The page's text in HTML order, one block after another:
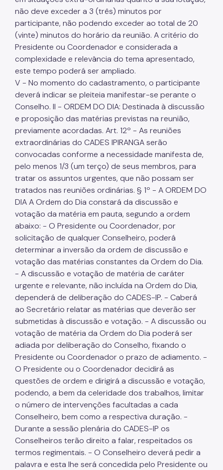
não deve exceder a 3 (três) minutos por
participante, não podendo exceder ao total de 20
(vinte) minutos do horário da reunião. A critério do
Presidente ou Coordenador e considerada a
complexidade e relevância do tema apresentado,
este tempo poderá ser ampliado.
V - No momento do cadastramento, o participante
deverá indicar se pleiteia manifestar-se perante o
Conselho. II - ORDEM DO DIA: Destinada à discussão
e proposição das matérias previstas na reunião,
previamente acordadas. Art. 12º - As reuniões
extraordinárias do CADES IPIRANGA serão
convocadas conforme a necessidade manifesta de,
pelo menos 1/3 (um terço) de seus membros, para
tratar os assuntos urgentes, que não possam ser
tratados nas reuniões ordinárias. § 1º - A ORDEM DO
DIA A Ordem do Dia constará da discussão e
votação da matéria em pauta, segundo a ordem
abaixo: - O Presidente ou Coordenador, por
solicitação de qualquer Conselheiro, poderá
determinar a inversão da ordem de discussão e
votação das matérias constantes da Ordem do Dia.
- A discussão e votação de matéria de caráter
urgente e relevante, não incluída na Ordem do Dia,
dependerá de deliberação do CADES-IP. - Caberá
ao Secretário relatar as matérias que deverão ser
submetidas à discussão e votação. - A discussão ou
votação de matéria da Ordem do Dia poderá ser
adiada por deliberação do Conselho, fixando o
Presidente ou Coordenador o prazo de adiamento. -
O Presidente ou o Coordenador decidirá as
questões de ordem e dirigirá a discussão e votação,
podendo, a bem da celeridade dos trabalhos, limitar
o número de intervenções facultadas a cada
Conselheiro, bem como a respectiva duração. -
Durante a sessão plenária do CADES-IP os
Conselheiros terão direito a falar, respeitados os
termos regimentais. - O Conselheiro deverá pedir a
palavra e esta lhe será concedida pelo Presidente ou